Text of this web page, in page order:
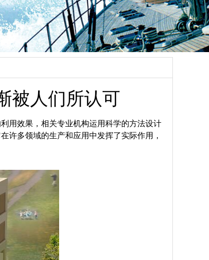
被人们所认可
用效果，相关专业机构运用科学的方法设计
许多领域的生产和应用中发挥了实际作用，